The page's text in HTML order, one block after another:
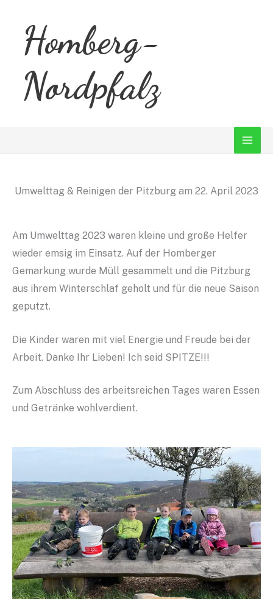
springenHomberg-
Nordpfalz
Umwelttag & Reinigen der Pitzburg am 22. April 2023
Am Umwelttag 2023 waren kleine und große Helfer
wieder emsig im Einsatz. Auf der Homberger
Gemarkung wurde Müll gesammelt und die Pitzburg
aus ihrem Winterschlaf geholt und für die neue Saison
geputzt.
Die Kinder waren mit viel Energie und Freude bei der
Arbeit. Danke Ihr Lieben! Ich seid SPITZE!!!
Zum Abschluss des arbeitsreichen Tages waren Essen
und Getränke wohlverdient.